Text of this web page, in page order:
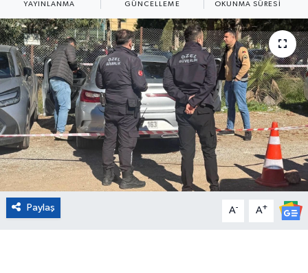
YAYINLANMA GÜNCELLEME OKUNMA SÜRESI
Paylaş A- A+
Eğitim
Sağlık
Magazin
Turizm
Çevre
Kültür ve Sanat